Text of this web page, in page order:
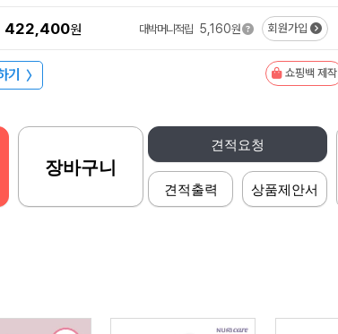
422,400원 대박머니적립 5,160원 회원가입
기 〉 쇼핑백 제작
견적요청
견적출력 상품제안서
장바구니